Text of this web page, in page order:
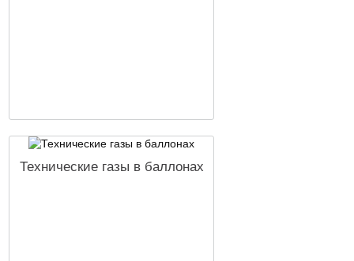
Технические газы в баллонах